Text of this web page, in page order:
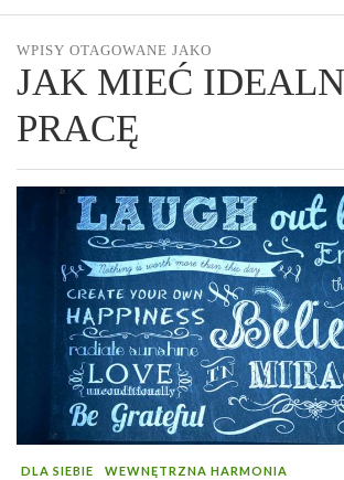
WPISY OTAGOWANE JAKO
JAK MIEĆ
PRACĘ
DLA SIEBIE WEWNĘTRZNA HARMONIA